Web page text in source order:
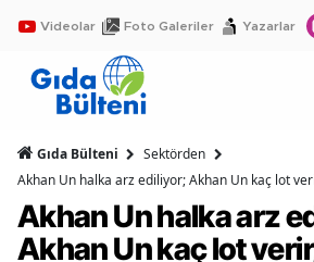
Videolar Foto Galeriler Yazarlar
Gıda Bülteni
Sektörden
Akhan Un halka arz ediliyor; Akhan Un kaç lot
Akhan Un halka arz
Akhan Un kaç lot